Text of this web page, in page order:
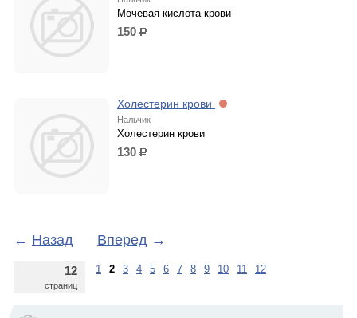
Мочевая кислота крови
150 р.
Холестерин крови
Нальчик
Холестерин крови
130 р.
← Назад Вперед →
12
страниц
1 2 3 4 5 6 7 8 9 10 11 12